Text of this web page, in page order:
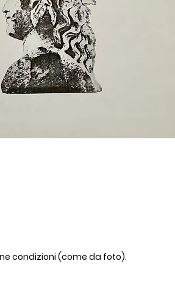
condizioni (come da foto).